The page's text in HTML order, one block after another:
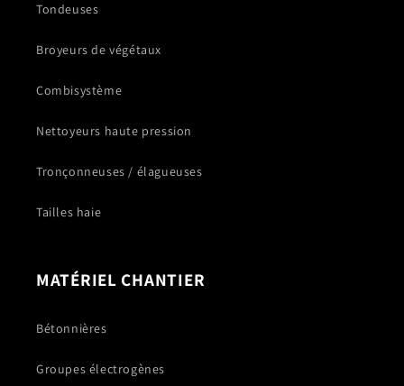
Tondeuses
Broyeurs de végétaux
Combisystème
Nettoyeurs haute pression
Tronçonneuses / élagueuses
Tailles haie
MATÉRIEL CHANTIER
Bétonnières
Groupes électrogènes